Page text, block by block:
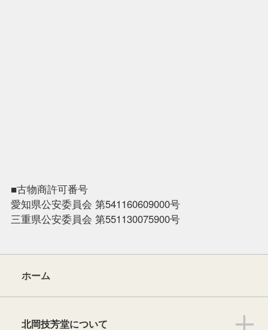
■古物商許可番号
愛知県公安委員会 第541160609000号
三重県公安委員会 第551130075900号
ホーム
北岡技芳堂について